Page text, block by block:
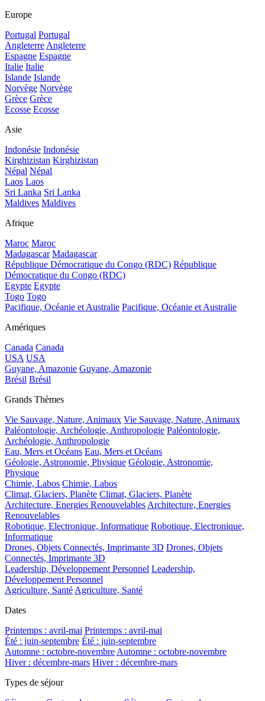
Europe
Portugal Portugal
Angleterre Angleterre
Espagne Espagne
Italie Italie
Islande Islande
Norvège Norvège
Grèce Grèce
Ecosse Ecosse
Asie
Indonésie Indonésie
Kirghizistan Kirghizistan
Népal Népal
Laos Laos
Sri Lanka Sri Lanka
Maldives Maldives
Afrique
Maroc Maroc
Madagascar Madagascar
République Démocratique du Congo (RDC) République
Démocratique du Congo (RDC)
Egypte Egypte
Togo Togo
Pacifique, Océanie et Australie Pacifique, Océanie et Australie
Amériques
Canada Canada
USA USA
Guyane, Amazonie Guyane, Amazonie
Brésil Brésil
Grands Thèmes
Vie Sauvage, Nature, Animaux Vie Sauvage, Nature, Animaux
Paléontologie, Archéologie, Anthropologie Paléontologie,
Archéologie, Anthropologie
Eau, Mers et Océans Eau, Mers et Océans
Géologie, Astronomie, Physique Géologie, Astronomie,
Physique
Chimie, Labos Chimie, Labos
Climat, Glaciers, Planète Climat, Glaciers, Planète
Architecture, Energies Renouvelables Architecture, Energies
Renouvelables
Robotique, Electronique, Informatique Robotique, Electronique,
Informatique
Drones, Objets Connectés, Imprimante 3D Drones, Objets
Connectés, Imprimante 3D
Leadership, Développement Personnel Leadership,
Développement Personnel
Agriculture, Santé Agriculture, Santé
Dates
Printemps : avril-mai Printemps : avril-mai
Été : juin-septembre Été : juin-septembre
Automne : octobre-novembre Automne : octobre-novembre
Hiver : décembre-mars Hiver : décembre-mars
Types de séjour